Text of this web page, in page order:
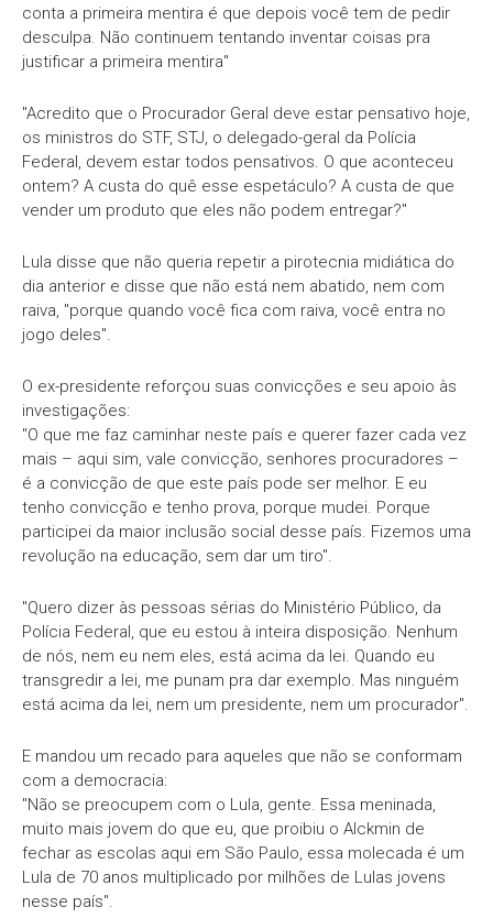
conta a primeira mentira é que depois você tem de pedir
desculpa. Não continuem tentando inventar coisas pra
justificar a primeira mentira"
"Acredito que o Procurador Geral deve estar pensativo hoje,
os ministros do STF, STJ, o delegado-geral da Polícia
Federal, devem estar todos pensativos. O que aconteceu
ontem? A custa do quê esse espetáculo? A custa de que
vender um produto que eles não podem entregar?"
Lula disse que não queria repetir a pirotecnia midiática do
dia anterior e disse que não está nem abatido, nem com
raiva, "porque quando você fica com raiva, você entra no
jogo deles".
O ex-presidente reforçou suas convicções e seu apoio às
investigações:
"O que me faz caminhar neste país e querer fazer cada vez
mais – aqui sim, vale convicção, senhores procuradores –
é a convicção de que este país pode ser melhor. E eu
tenho convicção e tenho prova, porque mudei. Porque
participei da maior inclusão social desse país. Fizemos uma
revolução na educação, sem dar um tiro".
"Quero dizer às pessoas sérias do Ministério Público, da
Polícia Federal, que eu estou à inteira disposição. Nenhum
de nós, nem eu nem eles, está acima da lei. Quando eu
transgredir a lei, me punam pra dar exemplo. Mas ninguém
está acima da lei, nem um presidente, nem um procurador".
E mandou um recado para aqueles que não se conformam
com a democracia:
"Não se preocupem com o Lula, gente. Essa meninada,
muito mais jovem do que eu, que proibiu o Alckmin de
fechar as escolas aqui em São Paulo, essa molecada é um
Lula de 70 anos multiplicado por milhões de Lulas jovens
nesse país".